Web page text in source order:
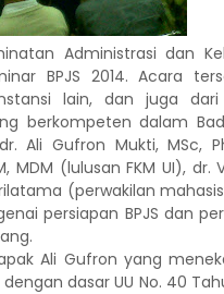
Administrasi dan
BPJS 2014. Acara
lain, dan juga
berkompeten dalam
Ali Gufron Mukti, MSc,
MDM (lulusan FKM UI), dr.
(perwakilan
persiapan BPJS dan
Ali Gufron yang
dasar UU No. 40